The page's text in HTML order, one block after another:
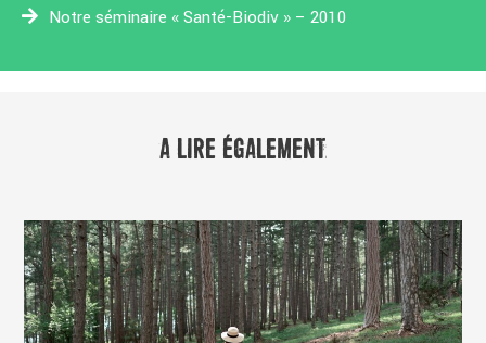
Notre séminaire « Santé-Biodiv » – 2010
A LIRE ÉGALEMENT